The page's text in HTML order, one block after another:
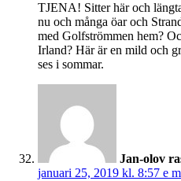
TJENA! Sitter här och
nu och många öar och
med Golfströmmen hem?
Irland? Här är en mild och
ses i sommar.
Jan-olov
januari 25, 2019 kl. 8:57 e m